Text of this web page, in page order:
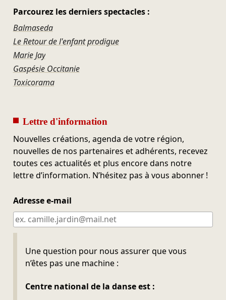
Parcourez les derniers spectacles :
Balmaseda
Le Retour de l'enfant prodigue
Marie Jay
Gaspésie Occitanie
Toxicorama
Lettre d'information
Nouvelles créations, agenda de votre région,
nouvelles de nos partenaires et adhérents, recevez
toutes ces actualités et plus encore dans notre
lettre d’information. N’hésitez pas à vous abonner !
Adresse e-mail
Une question pour nous assurer que vous
n’êtes pas une machine :
Centre national de la danse est :
Ne pas remplir